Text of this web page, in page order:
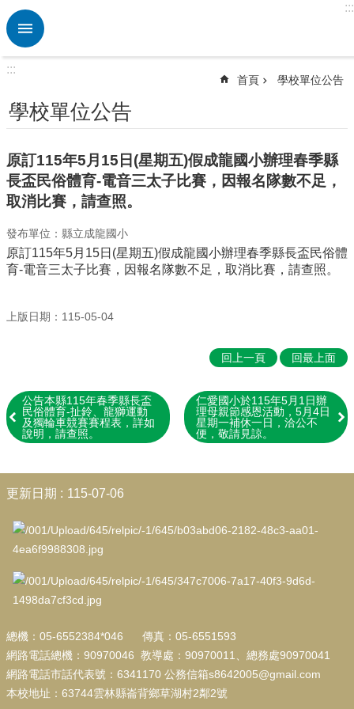
跳到主要內容區塊
進
階
熱
門
鍵
字
校
動
態
認
本
專
區
校
成
果
校
務
E
教
處
宣
導
總
:::
:::
首頁 學校單位公告
學校單位公告
原訂115年5月15日(星期五)假成龍國小辦理春季縣
長盃民俗體育-電音三太子比賽，因報名隊數不足，
取消比賽，請查照。
發布單位：縣立成龍國小
原訂115年5月15日(星期五)假成龍國小辦理春季縣長盃民俗體
育-電音三太子比賽，因報名隊數不足，取消比賽，請查照。
上版日期：115-05-04
回上一頁 回最上面
公告本縣115年春季縣長盃
民俗體育-扯鈴、龍獅運動
及獨輪車競賽賽程表，詳如
說明，請查照。
仁愛國小於115年5月1日辦
理母親節感恩活動，5月4日
星期一補休一日，洽公不
便，敬請見諒。
更新日期
115-07-06
總機：05-6552384*046 傳真：05-6551593
網路電話總機：90970046 教導處：90970011、總務處90970041
網路電話市話代表號：6341170 公務信箱s8642005@gmail.com
本校地址：63744雲林縣崙背鄉草湖村2鄰2號